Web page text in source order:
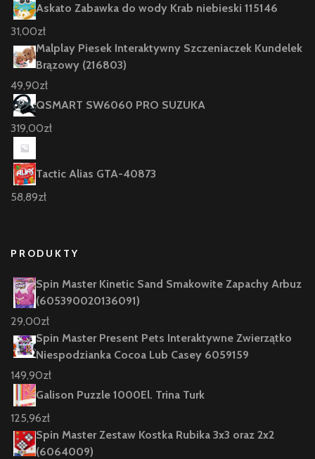
Askato Zabawka do wody Krab niebieski 115146
31,00zł
Malplay Piesek Interaktywny Szczeniaczek Kundelek
Brązowy (216803)
49,90zł
QSMART SW6060 PRO SUZUKA
319,00zł
Tactic Alias GTA-40873
58,89zł
PRODUKTY
Spin Master Kinetic Sand Smakowite Zapachy Arbuz
(605390020136091)
29,00zł
Spin Master Present Pets Interaktywne Zwierzątko
Niespodzianka Cocoa Lub Casey 6059159
149,90zł
Galison Puzzle 1000El. Trina Turk
125,96zł
Spin Master Zestaw Kostka Rubika 3x3 oraz 2x2
(6064009)